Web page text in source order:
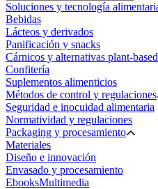
Soluciones y tecnología
Bebidas
Lácteos y derivados
Panificación y snacks
Cárnicos y alternativas plant-based
Confitería
Suplementos alimenticios
Métodos de control y regulaciones
Seguridad e inocuidad alimentaria
Normatividad y regulaciones
Packaging y procesamiento
Materiales
Diseño e innovación
Envasado y procesamiento
EbooksMultimedia